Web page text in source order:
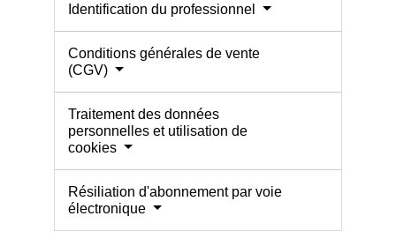
Identification du professionnel
Conditions générales de vente
(CGV)
Traitement des données
personnelles et utilisation de
cookies
Résiliation d'abonnement par voie
électronique